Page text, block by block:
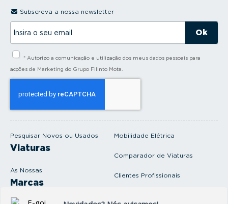
Pesquisar Novos ou Usados
Viaturas
As Nossas
Marcas
Mobilidade Elétrica
Comparador de Viaturas
Clientes Profissionais
Subscreva a nossa newsletter
s
* Autorizo a comunicação e utilização dos meus dados pessoais para
acções de Marketing do Grupo Filinto Mota.